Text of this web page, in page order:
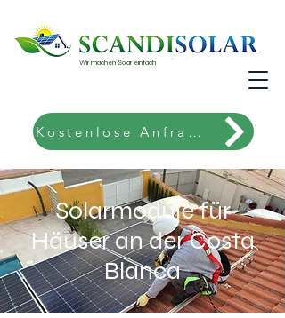
Wir machen Solar einfach
Kostenlose Anfrage!
Solarmodule für
Häuser an der Costa
Blanca